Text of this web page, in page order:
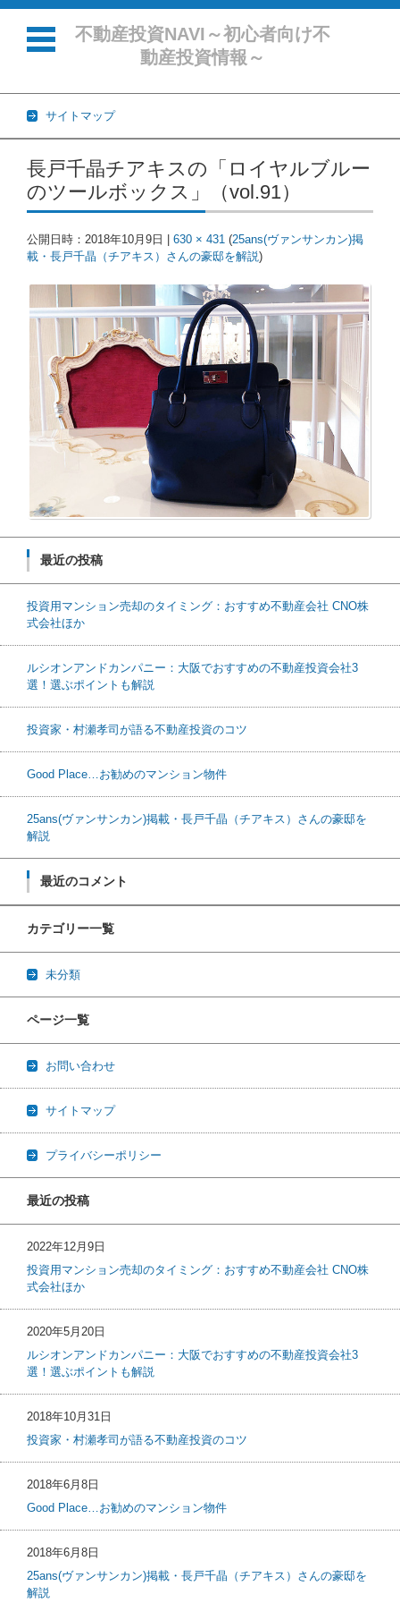
不動産投資NAVI～初心者向け不
動産投資情報～
サイトマップ
コンテンツに移動
長戸千晶チアキスの「ロイヤルブルー
のツールボックス」（vol.91）
公開日時： 2018年10月9日 630 × 431 (25ans(ヴァンサンカン)掲
載・長戸千晶（チアキス）さんの豪邸を解説)
最近の投稿
投資用マンション売却のタイミング：おすすめ不動産会社 CNO株
式会社ほか
ルシオンアンドカンパニー：大阪でおすすめの不動産投資会社3
選！選ぶポイントも解説
投資家・村瀬孝司が語る不動産投資のコツ
Good Place…お勧めのマンション物件
25ans(ヴァンサンカン)掲載・長戸千晶（チアキス）さんの豪邸を
解説
最近のコメント
カテゴリー一覧
未分類
ページ一覧
お問い合わせ
サイトマップ
プライバシーポリシー
最近の投稿
2022年12月9日
投資用マンション売却のタイミング：おすすめ不動産会社 CNO株
式会社ほか
2020年5月20日
ルシオンアンドカンパニー：大阪でおすすめの不動産投資会社3
選！選ぶポイントも解説
2018年10月31日
投資家・村瀬孝司が語る不動産投資のコツ
2018年6月8日
Good Place…お勧めのマンション物件
2018年6月8日
25ans(ヴァンサンカン)掲載・長戸千晶（チアキス）さんの豪邸を
解説